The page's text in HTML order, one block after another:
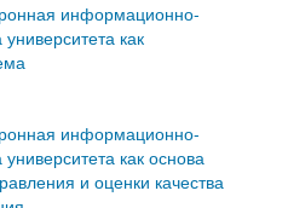
информационно-
как
информационно-
как основа
и оценки качества